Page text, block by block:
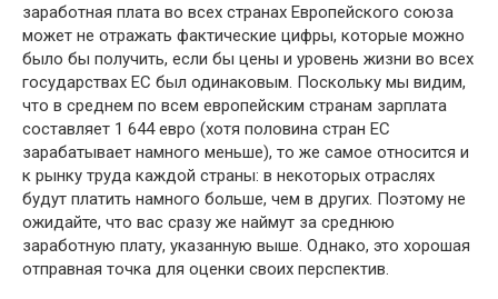
заработная плата во всех странах Европейского союза
может не отражать фактические цифры, которые можно
было бы получить, если бы цены и уровень жизни во всех
государствах ЕС был одинаковым. Поскольку мы видим,
что в среднем по всем европейским странам зарплата
составляет 1 644 евро (хотя половина стран ЕС
зарабатывает намного меньше), то же самое относится и
к рынку труда каждой страны: в некоторых отраслях
будут платить намного больше, чем в других. Поэтому не
ожидайте, что вас сразу же наймут за среднюю
заработную плату, указанную выше. Однако, это хорошая
отправная точка для оценки своих перспектив.